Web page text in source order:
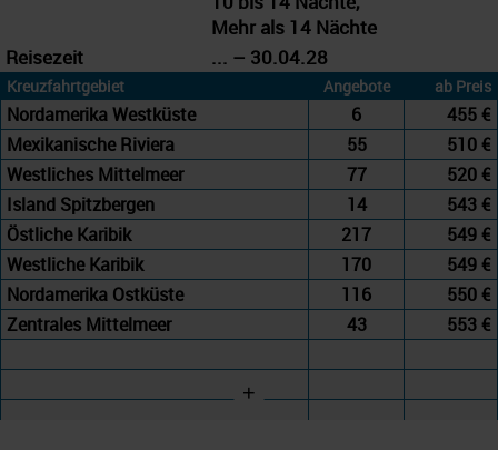
Mehr als 14 Nächte
Reisezeit
... – 30.04.28
Kreuzfahrtgebiet Angebote ab Preis
Nordamerika Westküste 6
455 €
Mexikanische Riviera
55
510 €
Westliches Mittelmeer
77
520 €
Island Spitzbergen
14
543 €
Östliche Karibik
217
549 €
Westliche Karibik
170
549 €
Nordamerika Ostküste
116
550 €
Zentrales Mittelmeer
43 553 €
+